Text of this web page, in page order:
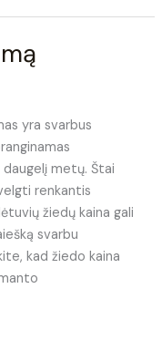
yra svarbus
metų. Štai
renkantis
žiedų kaina gali
svarbu
kad žiedo kaina